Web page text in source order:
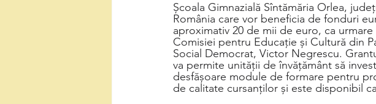
Școala Gimnazială Sîntămăria Orlea,
România care vor beneficia de fonduri
aproximativ 20 de mii de euro, ca
Comisiei pentru Educație și Cultură din
Social Democrat, Victor Negrescu.
va permite unității de învățământ să
desfășoare module de formare pentru
de calitate cursanților și este disponibil